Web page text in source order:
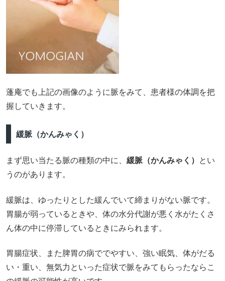
蓬庵でも上記の画像のように脈をみて、患者様の体調を把
握していきます。
緩脈（かんみゃく）
まず思い当たる脈の種類の中に、 緩脈（かんみゃく）
とい
うのがあります。
緩脈は、ゆったりとした緩んでいて締まりがない脈です。
胃腸が弱っているときや、体の水分代謝が悪く水がたくさ
ん体の中に停滞しているときにみられます。
胃腸症状、また脾胃の病ででやすい、強い眠気、体がだる
い・重い、無気力といった症状で脈をみてもらったならこ